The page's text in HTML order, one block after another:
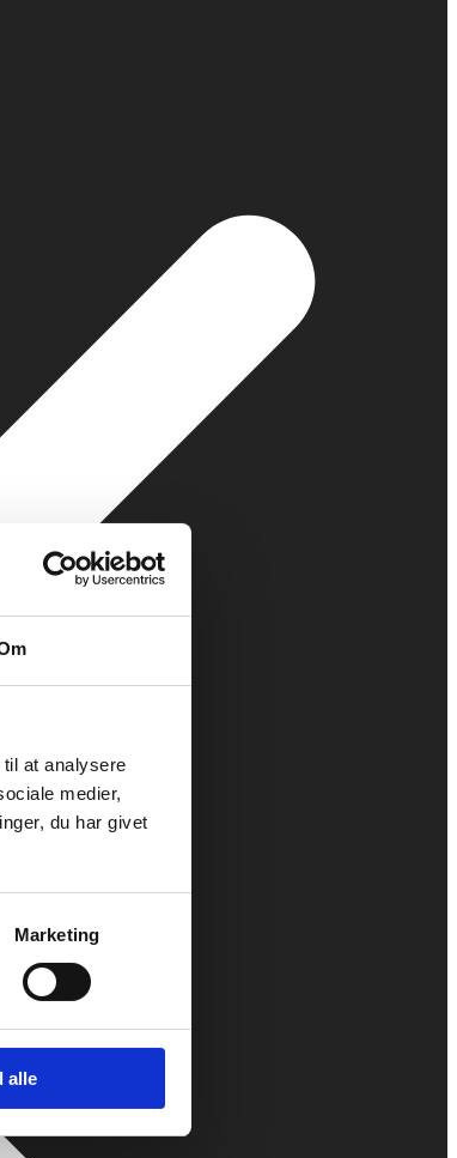
at analysere
medier,
du har givet
Marketing
alle